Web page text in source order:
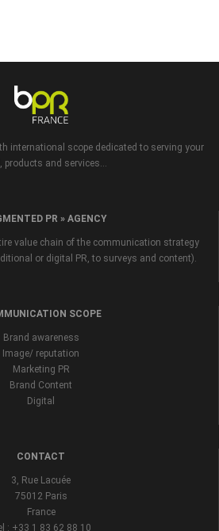
international scope dedicated to serving your
products and services...
PR » AGENCY
value chain of the communication strategy
or digital PR, to surveys and content).
SCOPE
Brand awareness
Image/ reputation
Marketing PR
Brand Content
Digital
CONTACT
3, Rue Lacuée
75012 Paris
France
: +33 1 83 62 88 10